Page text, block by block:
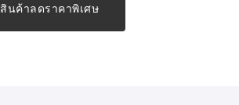
สินค้าลดราคาพิเศษ